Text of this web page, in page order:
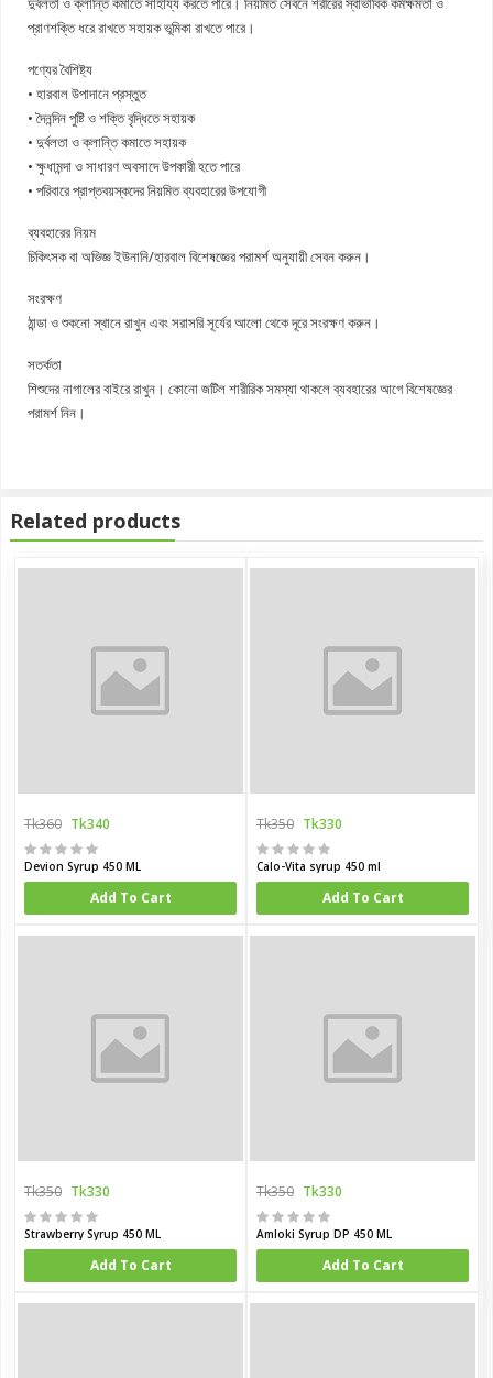
প্রাণশক্তি ধরে রাখতে সহায়ক ভূমিকা রাখতে পারে।
পণ্যের বৈশিষ্ট্য
• হারবাল উপাদানে প্রস্তুত
• দৈনন্দিন পুষ্টি ও শক্তি বৃদ্ধিতে সহায়ক
• দুর্বলতা ও ক্লান্তি কমাতে সহায়ক
• ক্ষুধামন্দা ও সাধারণ অবসাদে উপকারী হতে পারে
• পরিবারে প্রাপ্তবয়স্কদের নিয়মিত ব্যবহারের উপযোগী
ব্যবহারের নিয়ম
চিকিৎসক বা অভিজ্ঞ ইউনানি/হারবাল বিশেষজ্ঞের পরামর্শ অনুযায়ী সেবন করুন।
সংরক্ষণ
ঠান্ডা ও শুকনো স্থানে রাখুন এবং সরাসরি সূর্যের আলো থেকে দূরে সংরক্ষণ করুন।
সতর্কতা
শিশুদের নাগালের বাইরে রাখুন। কোনো জটিল শারীরিক সমস্যা থাকলে ব্যবহারের আগে বিশেষজ্ঞের
পরামর্শ নিন।
Related products
Tk360 Tk340
Devion Syrup 450 ML
Add To Cart
Tk350 Tk330
Calo-Vita syrup 450 ml
Add To Cart
Tk350 Tk330
Strawberry Syrup 450 ML
Add To Cart
Tk350 Tk330
Amloki Syrup DP 450 ML
Add To Cart